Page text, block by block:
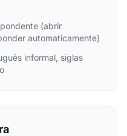
(abrir
automaticamente)
informal, siglas